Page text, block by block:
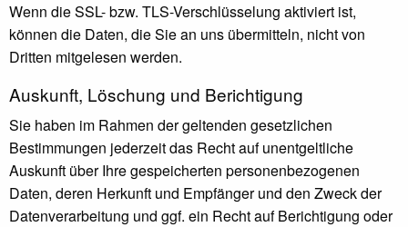
Wenn die SSL- bzw. TLS-Verschlüsselung aktiviert ist,
können die Daten, die Sie an uns übermitteln, nicht von
Dritten mitgelesen werden.
Auskunft, Löschung und Berichtigung
Sie haben im Rahmen der geltenden gesetzlichen
Bestimmungen jederzeit das Recht auf unentgeltliche
Auskunft über Ihre gespeicherten personenbezogenen
Daten, deren Herkunft und Empfänger und den Zweck der
Datenverarbeitung und ggf. ein Recht auf Berichtigung oder